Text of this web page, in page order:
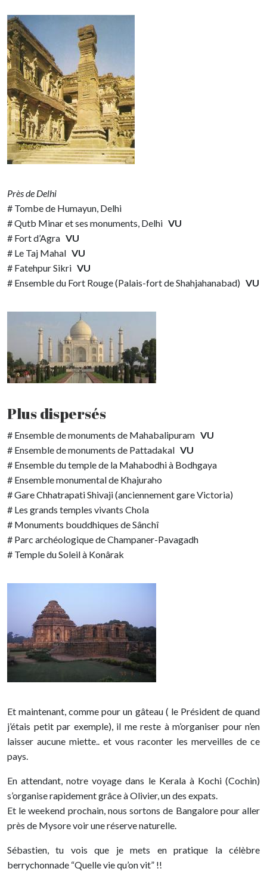
Près de Delhi
# Tombe de Humayun, Delhi
# Qutb Minar et ses monuments, Delhi VU
# Fort d’Agra VU
# Le Taj Mahal VU
# Fatehpur Sikri VU
# Ensemble du Fort Rouge (Palais-fort de Shahjahanabad) VU
Plus dispersés
# Ensemble de monuments de Mahabalipuram VU
# Ensemble de monuments de Pattadakal VU
# Ensemble du temple de la Mahabodhi à Bodhgaya
# Ensemble monumental de Khajuraho
# Gare Chhatrapati Shivaji (anciennement gare Victoria)
# Les grands temples vivants Chola
# Monuments bouddhiques de Sânchî
# Parc archéologique de Champaner-Pavagadh
# Temple du Soleil à Konârak
Et maintenant, comme pour un gâteau ( le Président de quand
j’étais petit par exemple), il me reste à m’organiser pour n’en
laisser aucune miette.. et vous raconter les merveilles de ce
pays.
En attendant, notre voyage dans le Kerala à Kochi (Cochin)
s’organise rapidement grâce à Olivier, un des expats.
Et le weekend prochain, nous sortons de Bangalore pour aller
près de Mysore voir une réserve naturelle.
Sébastien, tu vois que je mets en pratique la célèbre
berrychonnade “Quelle vie qu’on vit” !!